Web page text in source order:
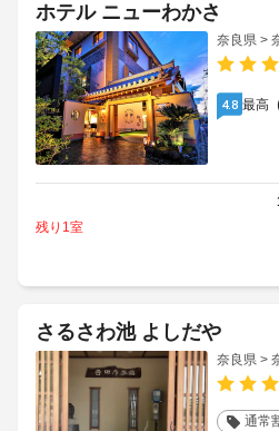
ホテル ニューわかさ
奈良県 >
4.8 最高
残り1室
さるさわ池 よしだや
奈良県 >
通常